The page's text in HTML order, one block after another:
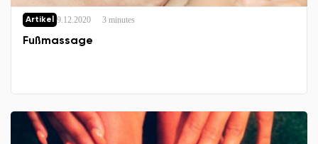
Artikel 9.12.2020 3 minutes
Fußmassage